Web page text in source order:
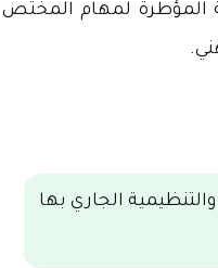
المؤطرة لمهام المختص
الجاري بها